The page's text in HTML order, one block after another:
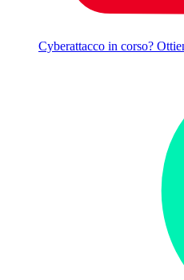
Cyberattacco in corso?